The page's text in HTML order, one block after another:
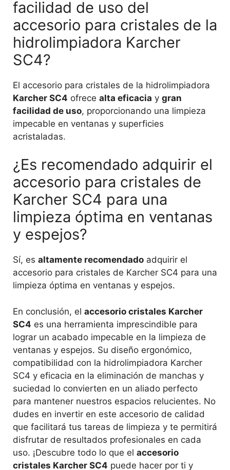
facilidad de uso del
accesorio para cristales de la
hidrolimpiadora Karcher
SC4?
El accesorio para cristales de la hidrolimpiadora
Karcher SC4 ofrece alta eficacia y gran
facilidad de uso, proporcionando una limpieza
impecable en ventanas y superficies
acristaladas.
¿Es recomendado adquirir el
accesorio para cristales de
Karcher SC4 para una
limpieza óptima en ventanas
y espejos?
Sí, es altamente recomendado adquirir el
accesorio para cristales de Karcher SC4 para una
limpieza óptima en ventanas y espejos.
En conclusión, el accesorio cristales Karcher
SC4 es una herramienta imprescindible para
lograr un acabado impecable en la limpieza de
ventanas y espejos. Su diseño ergonómico,
compatibilidad con la hidrolimpiadora Karcher
SC4 y eficacia en la eliminación de manchas y
suciedad lo convierten en un aliado perfecto
para mantener nuestros espacios relucientes. No
dudes en invertir en este accesorio de calidad
que facilitará tus tareas de limpieza y te permitirá
disfrutar de resultados profesionales en cada
uso. ¡Descubre todo lo que el accesorio
cristales Karcher SC4 puede hacer por ti y